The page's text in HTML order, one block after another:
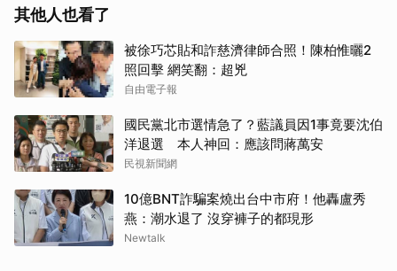
其他人也看了
被徐巧芯貼和詐慈濟律師合照！陳柏惟曬2
照回擊 網笑翻：超兇
自由電子報
國民黨北市選情急了？藍議員因1事竟要沈伯
洋退選 本人神回：應該問蔣萬安
民視新聞網
10億BNT詐騙案燒出台中市府！他轟盧秀
燕：潮水退了 沒穿褲子的都現形
Newtalk